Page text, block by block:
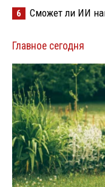
6 Сможет ли ИИ
Главное сегодня